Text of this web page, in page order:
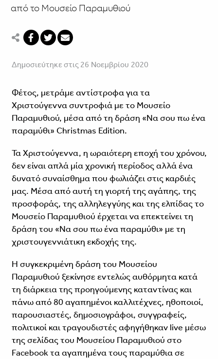
από το Μουσείο Παραμυθιού
Δημοσιεύτηκε στις 26 Νοεμβρίου 2020
Φέτος, μετράμε αντίστροφα για τα
Χριστούγεννα συντροφιά με το Μουσείο
Παραμυθιού, μέσα από τη δράση «Να σου πω ένα
παραμύθι» Christmas Edition.
Τα Χριστούγεννα, η ωραιότερη εποχή του χρόνου,
δεν είναι απλά μία χρονική περίοδος αλλά ένα
δυνατό συναίσθημα που φωλιάζει στις καρδιές
μας. Μέσα από αυτή τη γιορτή της αγάπης, της
προσφοράς, της αλληλεγγύης και της ελπίδας το
Μουσείο Παραμυθιού έρχεται να επεκτείνει τη
δράση του «Να σου πω ένα παραμύθι» με τη
χριστουγεννιάτικη εκδοχής της.
Η συγκεκριμένη δράση του Μουσείου
Παραμυθιού ξεκίνησε εντελώς αυθόρμητα κατά
τη διάρκεια της προηγούμενης καταντίνας και
πάνω από 80 αγαπημένοι καλλιτέχνες, ηθοποιοί,
παρουσιαστές, δημοσιογράφοι, συγγραφείς,
πολιτικοί και τραγουδιστές αφηγήθηκαν live μέσω
της σελίδας του Μουσείου Παραμυθιού στο
Facebook τα αγαπημένα τους παραμύθια σε